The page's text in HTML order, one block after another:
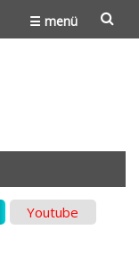
☰ menü
Youtube